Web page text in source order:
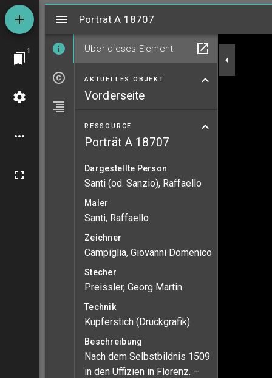
1
MiradorPorträt A 18707
Über dieses Element
AKTUELLES OBJEKT
Vorderseite
RESSOURCE
Porträt A 18707
Dargestellte Person
Santi (od. Sanzio), Raffaello
Maler
Santi, Raffaello
Zeichner
Campiglia, Giovanni Domenico
Stecher
Preissler, Georg Martin
Technik
Kupferstich (Druckgrafik)
Beschreibung
Nach dem Selbstbildnis 1509
in den Uffizien in Florenz. –
Porträt A 18707